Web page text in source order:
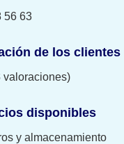
56 63
de los clientes
valoraciones)
disponibles
y almacenamiento